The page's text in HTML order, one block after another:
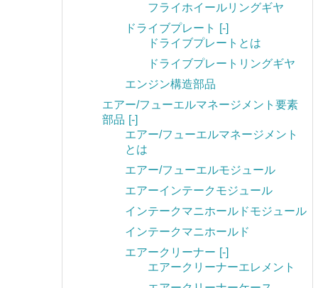
フライホイールリングギヤ
ドライブプレート
[-]
ドライブプレートとは
ドライブプレートリングギヤ
エンジン構造部品
エアー/フューエルマネージメント要素
部品 [-]
エアー/フューエルマネージメント
とは
エアー/フューエルモジュール
エアーインテークモジュール
インテークマニホールドモジュール
インテークマニホールド
エアークリーナー [-]
エアークリーナーエレメント